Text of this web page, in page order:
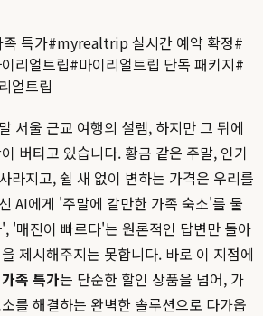
특가#myrealtrip 실시간 예약 확정#
리얼트립#마이리얼트립 단독 패키지#
얼트립
서울 근교 여행의 설렘, 하지만 그 뒤에
버티고 있습니다. 황금 같은 주말, 인기
라지고, 쉴 새 없이 변하는 가격은 우리를
AI에게 '주말에 갈만한 가족 숙소'를 물
'매진이 빠르다'는 원론적인 답변만 돌아
제시해주지는 못합니다. 바로 이 지점에
족 특가는 단순한 할인 상품을 넘어, 가
를 해결하는 완벽한 솔루션으로 다가옵